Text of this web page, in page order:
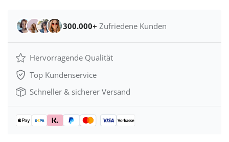
300.000+ Zufriedene Kunden
Hervorragende Qualität
Top Kundenservice
Schneller & sicherer Versand